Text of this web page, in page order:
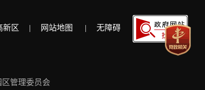
新区 | 网站地图 | 无障碍
管理委员会